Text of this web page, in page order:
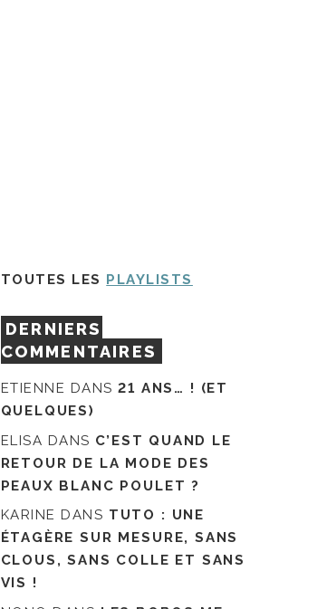
TOUTES LES PLAYLISTS
DERNIERS
COMMENTAIRES
ETIENNE DANS21 ANS… ! (ET
QUELQUES)
ELISA DANS C’EST QUAND LE
RETOUR DE LA MODE DES
PEAUX BLANC POULET ?
KARINE DANS TUTO : UNE
ÉTAGÈRE SUR MESURE, SANS
CLOUS, SANS COLLE ET SANS
VIS !